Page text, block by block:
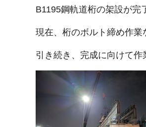
B1195鋼軌道桁の架設が完
現在、桁のボルト締め作業
引き続き、完成に向けて作